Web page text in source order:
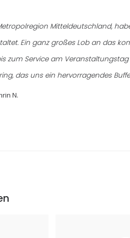
Mitteldeutschland,
Ein ganz großes Lob an das
zum Service am
das uns ein hervorragendes
N.